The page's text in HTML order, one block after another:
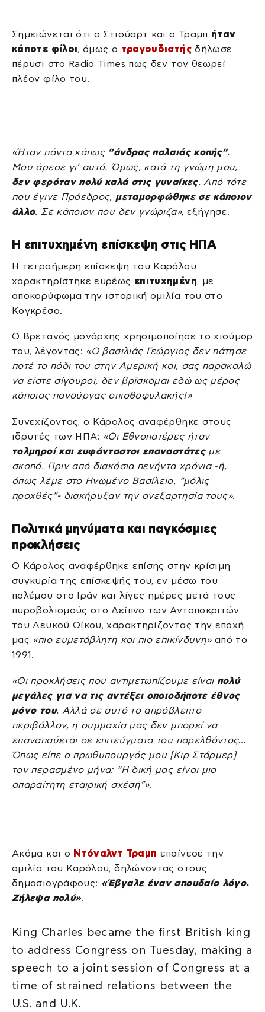
Σημειώνεται ότι ο Στιούαρτ και ο Τραμπ ήταν
κάποτε φίλοι, όμως ο τραγουδιστήςδήλωσε
πέρυσι στο Radio Times πως δεν τον θεωρεί
πλέον φίλο του.
«Ήταν πάντα κάπως “άνδρας παλαιάς κοπής”.
Μου άρεσε γι’ αυτό. Όμως, κατά τη γνώμη μου,
δεν φερόταν πολύ καλά στις γυναίκες. Από τότε
που έγινε Πρόεδρος, μεταμορφώθηκε σε κάποιον
άλλο. Σε κάποιον που δεν γνώριζα», εξήγησε.
Η επιτυχημένη επίσκεψη στις ΗΠΑ
Η τετραήμερη επίσκεψη του Καρόλου
χαρακτηρίστηκε ευρέως επιτυχημένη, με
αποκορύφωμα την ιστορική ομιλία του στο
Κογκρέσο.
Ο Βρετανός μονάρχης χρησιμοποίησε το χιούμορ
του, λέγοντας: «Ο βασιλιάς Γεώργιος δεν πάτησε
ποτέ το πόδι του στην Αμερική και, σας παρακαλώ
να είστε σίγουροι, δεν βρίσκομαι εδώ ως μέρος
κάποιας πανούργας οπισθοφυλακής!»
Συνεχίζοντας, ο Κάρολος αναφέρθηκε στους
ιδρυτές των ΗΠΑ: «Οι Εθνοπατέρες ήταν
τολμηροί και ευφάνταστοι επαναστάτεςμε
σκοπό. Πριν από διακόσια πενήντα χρόνια -ή,
όπως λέμε στο Ηνωμένο Βασίλειο, “μόλις
προχθές”- διακήρυξαν την ανεξαρτησία τους».
Πολιτικά μηνύματα και παγκόσμιες
προκλήσεις
Ο Κάρολος αναφέρθηκε επίσης στην κρίσιμη
συγκυρία της επίσκεψής του, εν μέσω του
πολέμου στο Ιράν και λίγες ημέρες μετά τους
πυροβολισμούς στο Δείπνο των Ανταποκριτών
του Λευκού Οίκου, χαρακτηρίζοντας την εποχή
μας «πιο ευμετάβλητη και πιο επικίνδυνη»από το
1991.
«Οι προκλήσεις που αντιμετωπίζουμε είναι πολύ
μεγάλες για να τις αντέξει οποιοδήποτε έθνος
μόνο του. Αλλά σε αυτό το απρόβλεπτο
περιβάλλον, η συμμαχία μας δεν μπορεί να
επαναπαύεται σε επιτεύγματα του παρελθόντος…
Όπως είπε ο πρωθυπουργός μου [Κιρ Στάρμερ]
τον περασμένο μήνα: “Η δική μας είναι μια
απαραίτητη εταιρική σχέση”».
Ακόμα και ο Ντόναλντ Τραμπ επαίνεσε την
ομιλία του Καρόλου, δηλώνοντας στους
δημοσιογράφους: «Έβγαλε έναν σπουδαίο λόγο.
Ζήλεψα πολύ».
King Charles became the first British king
to address Congress on Tuesday, making a
speech to a joint session of Congress at a
time of strained relations between the
U.S. and U.K.